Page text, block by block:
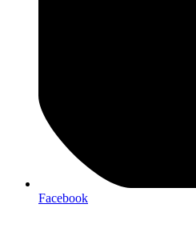
Facebook